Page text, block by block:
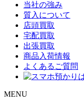
当社の強み
質入について
店頭買取
宅配買取
出張買取
商品入荷情報
よくあるご質問
MENU